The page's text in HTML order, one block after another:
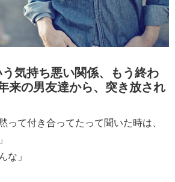
気持ち悪い関係、もう終わ
来の男友達から、突き放され
って付き合ってたって聞いた時は、
な」